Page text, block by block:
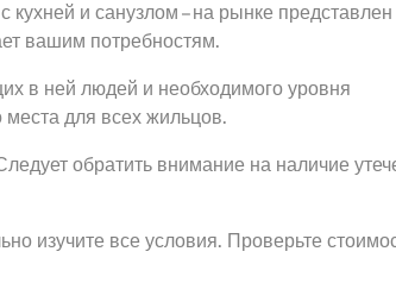
и санузлом – на рынке представлен
вашим потребностям.
в ней людей и необходимого уровня
для всех жильцов.
обратить внимание на наличие
изучите все условия. Проверьте